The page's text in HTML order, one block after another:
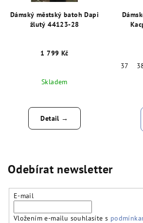
Dámský městský batoh Dapi
žlutý 44123-28
1 799 Kč
Skladem
Detail →
37
Odebírat newsletter
E-mail
Vložením e-mailu souhlasíte s